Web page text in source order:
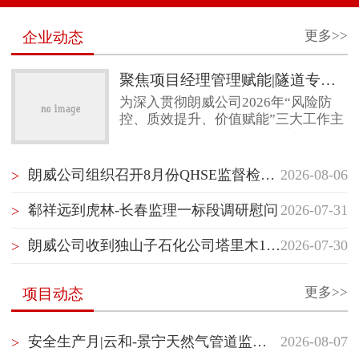
业绩介绍
企业文化
人力资源
更多>>
企业动态
聚焦项目经理管理赋能|隧道专项管理经验交流，共促地下工程管理提升
为深入贯彻朗威公司2026年“风险防
控、质效提升、价值赋能”三大工作主
焦项目经理管理赋能”“聚焦最后一公
里落地执行”“聚焦横向纵向信息沟
通”为抓手，坚持问题导向，持续推动
项目管理重塑与履职能力提升。继5月
10日首次跨事业部项目管理经验交流
后，7月30日，项目管理部（质量健康
2026-08-06
> 朗威公司组织召开8月份QHSE监督检查启动会
2026-07-31
> 郗祥远到虎林-长春监理一标段调研慰问
2026-07-30
> 朗威公司收到独山子石化公司塔里木120万吨/年二期乙烯项目开工试车指挥部感谢信
更多>>
项目动态
2026-08-07
> 安全生产月|云和-景宁天然气管道监理部组织开展生产安全应急处置演练